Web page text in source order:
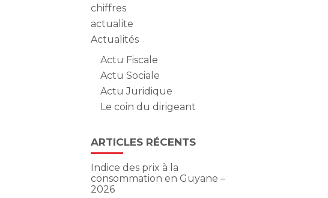
chiffres
actualite
Actualités
Actu Fiscale
Actu Sociale
Actu Juridique
Le coin du dirigeant
ARTICLES RÉCENTS
Indice des prix à la
consommation en Guyane –
2026